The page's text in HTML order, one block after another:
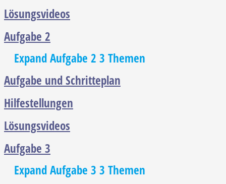
Lösungsvideos
Aufgabe 2
ExpandAufgabe 2 3 Themen
Aufgabe und Schritteplan
Hilfestellungen
Lösungsvideos
Aufgabe 3
ExpandAufgabe 3 3 Themen